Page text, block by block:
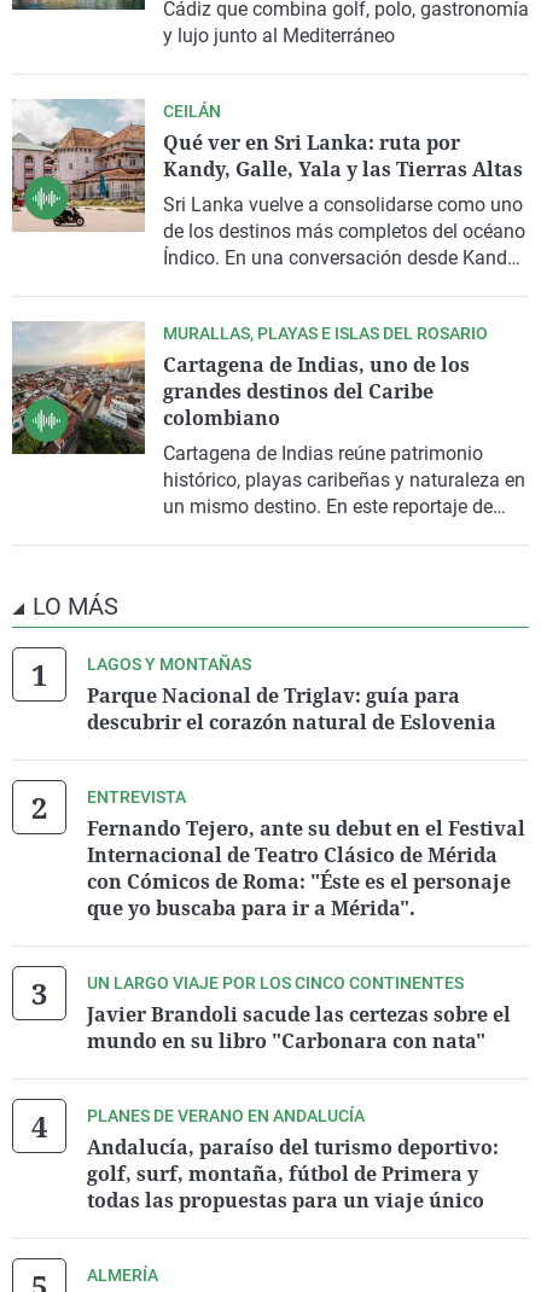
principales atractivos de este destino y las
iniciativas impulsadas para facilitar el
cicloturismo.
Cádiz que combina golf, polo, gastronomía
y lujo junto al Mediterráneo
CEILÁN
Qué ver en Sri Lanka: ruta por
Kandy, Galle, Yala y las Tierras Altas
Sri Lanka vuelve a consolidarse como uno
de los destinos más completos del océano
Índico. En una conversación desde Kandy,
esta isla situada al sureste de la India,
combinando patrimonio, naturaleza,
historia y diversidad cultural. Un viaje entre
templos, naturaleza y plantaciones de té
en la antigua Ceilán.
MURALLAS, PLAYAS E ISLAS DEL ROSARIO
Cartagena de Indias, uno de los
grandes destinos del Caribe
colombiano
Cartagena de Indias reúne patrimonio
histórico, playas caribeñas y naturaleza en
un mismo destino. En este reportaje de
colombiana y explica por qué se ha
consolidado como uno de losgrandes
destinosturísticos de América. El audio
LO MÁS
LAGOS Y MONTAÑAS
Parque Nacional de Triglav: guía para
descubrir el corazón natural de Eslovenia
ENTREVISTA
Fernando Tejero, ante su debut en el Festival
Internacional de Teatro Clásico de Mérida
con Cómicos de Roma: "Éste es el personaje
que yo buscaba para ir a Mérida".
UN LARGO VIAJE POR LOS CINCO CONTINENTES
Javier Brandoli sacude las certezas sobre el
mundo en su libro "Carbonara con nata"
PLANES DE VERANO EN ANDALUCÍA
Andalucía, paraíso del turismo deportivo:
golf, surf, montaña, fútbol de Primera y
todas las propuestas para un viaje único
ALMERÍA